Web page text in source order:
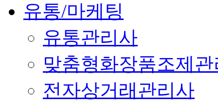
유통/마케팅
유통관리사
맞춤형화장품조제
전자상거래관리사